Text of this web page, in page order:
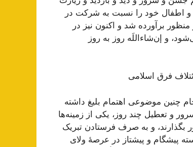
و اطفال خود را نسبت به شرکت در
برآورده شد و اکنون نیز در
و إن‌شاءاللَه روز به روز
فرق اسلامی
چنین موضوعی اهتمام بلیغ داشته
و تعطیل چند روز، یکی از زمینه‌ها
بگذارند، و به صرف فرستادن تبریک
پیشگام و پیشتاز در عرصۀ ولای